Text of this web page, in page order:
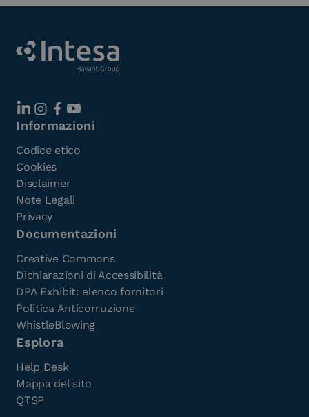
Informazioni
Codice etico
Cookies
Disclaimer
Note Legali
Privacy
Documentazioni
Creative Commons
Dichiarazioni di Accessibilità
DPA Exhibit: elenco fornitori
Politica Anticorruzione
WhistleBlowing
Esplora
Help Desk
Mappa del sito
QTSP